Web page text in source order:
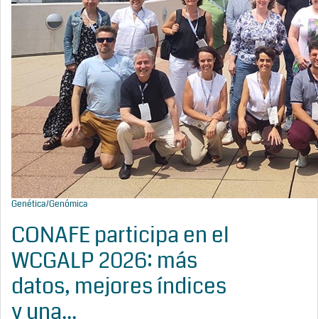
Genética/Genómica
CONAFE participa en el
WCGALP 2026: más
datos, mejores índices
y una...